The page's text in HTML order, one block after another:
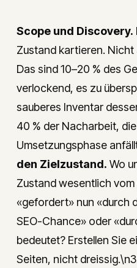
Scope und Discovery.
Zustand kartieren.
Das sind 10–20 % des
verlockend, es zu
sauberes Inventar
40 % der Nacharbeit,
Umsetzungsphase
den Zielzustand. Wo
Zustand wesentlich
«gefordert» nun «durch
SEO-Chance» oder
bedeutet? Erstellen Sie
Seiten, nicht